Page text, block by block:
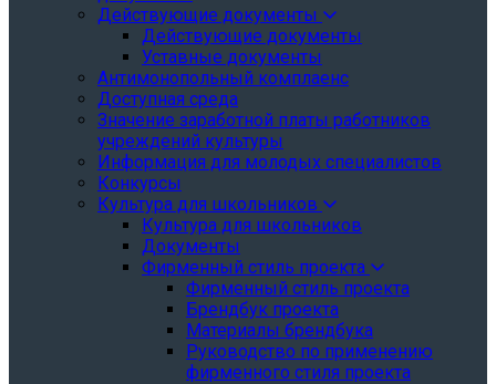
Действующие документы
Действующие документы
Уставные документы
Антимонопольный комплаенс
Доступная среда
Значение заработной платы работников
учреждений культуры
Информация для молодых специалистов
Конкурсы
Культура для школьников
Культура для школьников
Документы
Фирменный стиль проекта
Фирменный стиль проекта
Брендбук проекта
Материалы брендбука
Руководство по применению
фирменного стиля проекта